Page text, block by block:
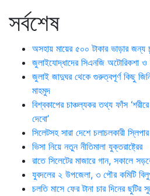
সর্বশেষ
অসহায় মায়ের ৫০০ টাকার ভাড়ার জন্য
জুলাইযোদ্ধাদের সিএনজি অটোরিকশা ও
জুলাই জাদুঘর থেকে গুরুত্বপূর্ণ কিছু
মাহমুদ
বিশ্বকাপের চাঞ্চল্যকর তথ্য ফাঁস
দেবো’
সিলেটসহ সারা দেশে চলাচলকারী
ভিসা নিয়ে নতুন নীতিমালা যুক্তরাষ্ট্রের
রাতে সিলেটের মাজারে গান, সকালে
যুবদলের ২ উপজেলা, ৩ পৌর কমিটি
চলতি মাসে ফের টানা চার দিনের ছুটির